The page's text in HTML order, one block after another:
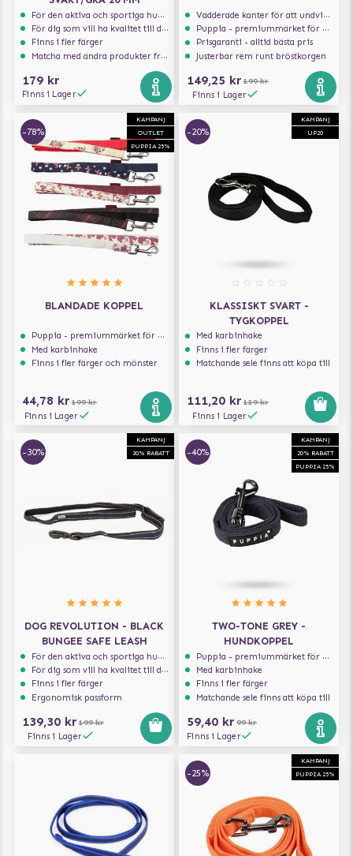
För den aktiva och sportiga hunden
För dig som vill ha kvalitet till din hund!
Finns i fler färger
Matcha med andra produkter från Julius-K9
179 kr
Finns i Lager
Vadderade kanter för att undvika skav
Puppia - premiummärket för hundselar
Prisgaranti - alltid bästa pris
Justerbar rem runt bröstkorgen
149,25 kr 199 kr
Finns i Lager
KAMPANJ
OUTLET
PUPPIA 25%
-78%
BLANDADE KOPPEL
Puppia - premiummärket för hundselar
Med karbinhake
Finns i fler färger och mönster
44,78 kr 199 kr
Finns i Lager
KAMPANJ
UP20
-20%
KLASSISKT SVART -
TYGKOPPEL
Med karbinhake
Finns i fler färger
Matchande sele finns att köpa till
111,20 kr 139 kr
Finns i Lager
KAMPANJ
30% RABATT
-30%
DOG REVOLUTION - BLACK
BUNGEE SAFE LEASH
För den aktiva och sportiga hunden
För dig som vill ha kvalitet till din hund!
Finns i fler färger
Ergonomisk passform
139,30 kr 199 kr
Finns i Lager
KAMPANJ
20% RABATT
PUPPIA 25%
-40%
TWO-TONE GREY -
HUNDKOPPEL
Puppia - premiummärket för hundselar
Med karbinhake
Finns i fler färger
Matchande sele finns att köpa till
59,40 kr 99 kr
Finns i Lager
KAMPANJ
PUPPIA 25%
-25%